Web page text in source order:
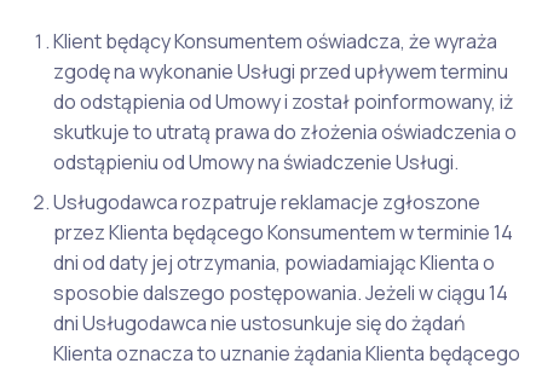
Klient będący Konsumentem oświadcza, że wyraża
zgodę na wykonanie Usługi przed upływem terminu
do odstąpienia od Umowy i został poinformowany, iż
skutkuje to utratą prawa do złożenia oświadczenia o
odstąpieniu od Umowy na świadczenie Usługi.
Usługodawca rozpatruje reklamacje zgłoszone
przez Klienta będącego Konsumentem w terminie 14
dni od daty jej otrzymania, powiadamiając Klienta o
sposobie dalszego postępowania. Jeżeli w ciągu 14
dni Usługodawca nie ustosunkuje się do żądań
Klienta oznacza to uznanie żądania Klienta będącego